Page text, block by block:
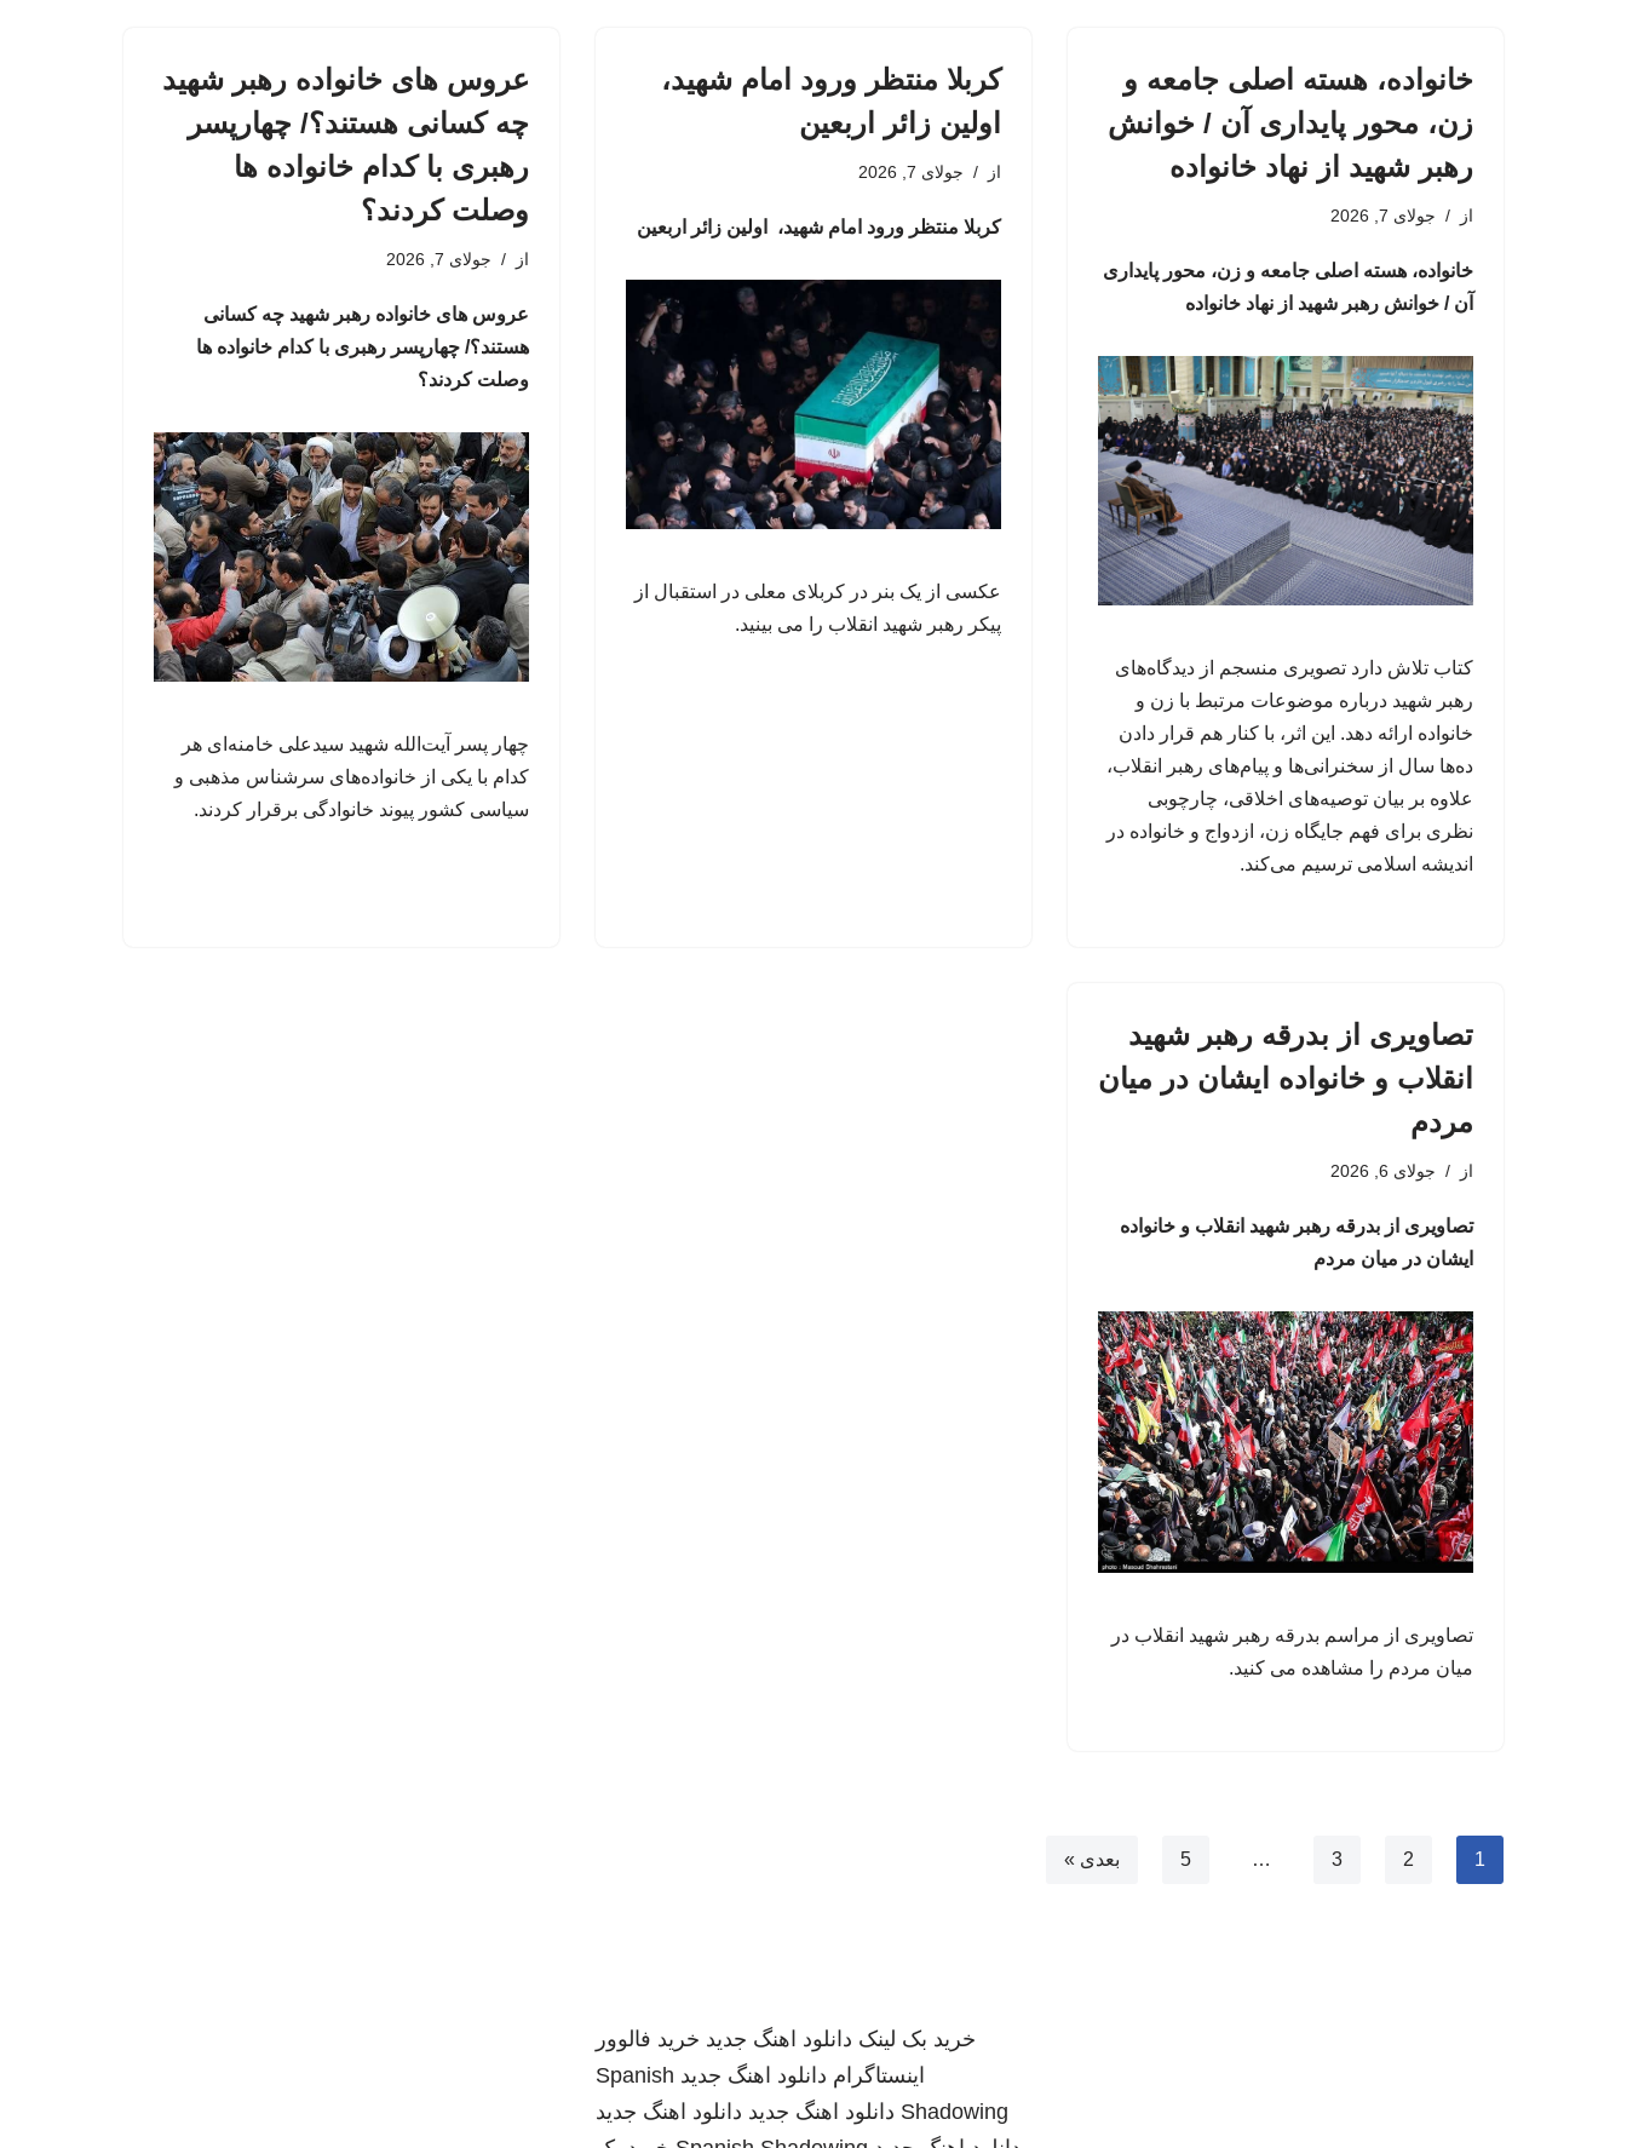
خانواده، هسته اصلی جامعه و
زن، محور پایداری آن / خوانش
رهبر شهید از نهاد خانواده
از جولای 7, 2026
خانواده، هسته اصلی جامعه و زن، محور پایداری
آن / خوانش رهبر شهید از نهاد خانواده
کتاب تلاش دارد تصویری منسجم از دیدگاه‌های
رهبر شهید درباره موضوعات مرتبط با زن و
خانواده ارائه دهد. این اثر، با کنار هم قرار دادن
ده‌ها سال از سخنرانی‌ها و پیام‌های رهبر انقلاب،
علاوه بر بیان توصیه‌های اخلاقی، چارچوبی
نظری برای فهم جایگاه زن، ازدواج و خانواده در
اندیشه اسلامی ترسیم می‌کند.
کربلا منتظر ورود امام شهید، ‌
اولین زائر اربعین
از جولای 7, 2026
کربلا منتظر ورود امام شهید، ‌ اولین زائر اربعین
عکسی از یک بنر در کربلای معلی در استقبال از
پیکر رهبر شهید انقلاب را می بینید.
عروس های خانواده رهبر شهید
چه کسانی هستند؟/ چهارپسر
رهبری با کدام خانواده ها
وصلت کردند؟
از جولای 7, 2026
عروس های خانواده رهبر شهید چه کسانی
هستند؟/ چهارپسر رهبری با کدام خانواده ها
وصلت کردند؟
چهار پسر آیت‌الله شهید سیدعلی خامنه‌ای هر
کدام با یکی از خانواده‌های سرشناس مذهبی و
سیاسی کشور پیوند خانوادگی برقرار کردند.
تصاویری از بدرقه رهبر شهید
انقلاب و خانواده ایشان در میان
مردم
از جولای 6, 2026
تصاویری از بدرقه رهبر شهید انقلاب و خانواده
ایشان در میان مردم
تصاویری از مراسم بدرقه رهبر شهید انقلاب در
میان مردم را مشاهده می کنید.
1
2
3
…
5 بعدی »
خرید بک لینک دانلود اهنگ جدید خرید فالوور
اینستاگرام دانلود اهنگ جدید Spanish
Shadowing دانلود اهنگ جدید دانلود اهنگ جدید